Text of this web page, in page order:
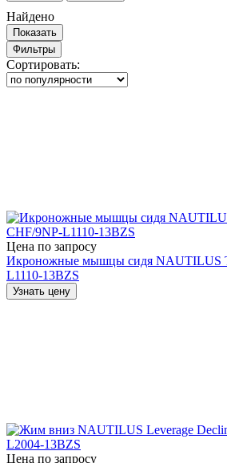
Найдено
Показать
Фильтры
Сортировать:
Цена по запросу
Икроножные мышцы сидя NAUTILUS
L1110-13BZS
Узнать цену
Цена по запросу